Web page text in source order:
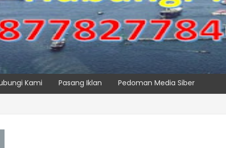
Kami Pasang Iklan Pedoman Media Siber